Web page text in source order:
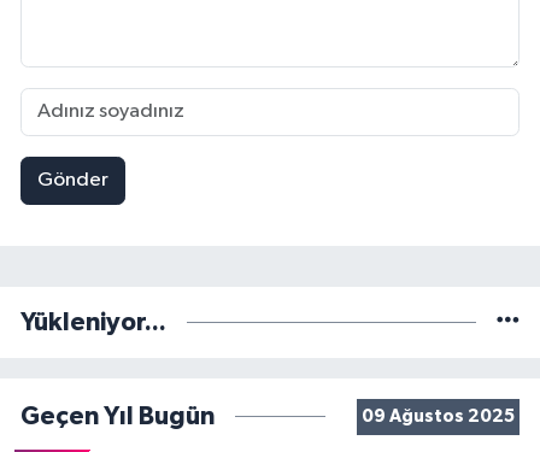
Gönder
Yükleniyor...
Geçen Yıl Bugün 09 Ağustos 2025